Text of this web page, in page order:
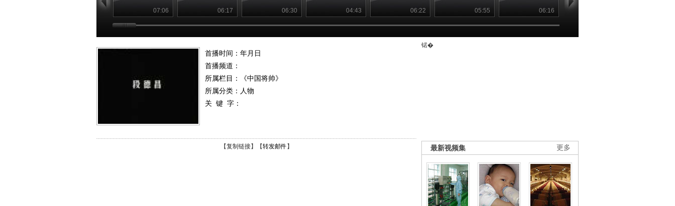
07:06 06:17 06:30 04:43 06:22 05:55 06:16
首播时间：年月日
首播频道：
所属栏目：
《中国将帅》
所属分类：人物
关 键 字：
【复制链接】【转发邮件 】
锘�
更多
最新视频集